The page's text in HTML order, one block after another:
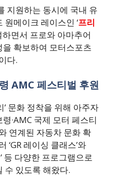
지원하는 동시에 국내 유
메이크 레이스인 ‘프리
하면서 프로와 아마추어
확보하여 모터스포츠
다.
AMC 페스티벌 후원
’ 문화 정착을 위해 아주자
·AMC 국제 모터 페스티
연계된 자동차 문화 확
‘GR 레이싱 클래스’와
등 다양한 프로그램으로
수 있도록 해왔다.